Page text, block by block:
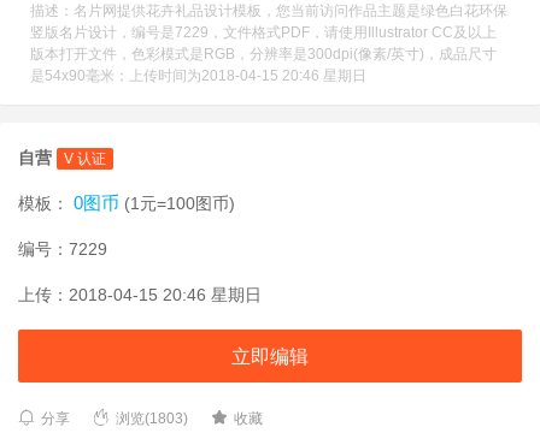
描述：名片网提供花卉礼品设计模板，您当前访问作品主题是绿色白花环保
竖版名片设计，编号是7229，文件格式PDF，请使用Illustrator CC及以上
版本打开文件，色彩模式是RGB，分辨率是300dpi(像素/英寸)，成品尺寸
是54x90毫米；上传时间为2018-04-15 20:46 星期日
自营 V 认证
模板： 0图币 (1元=100图币)
编号：7229
上传：2018-04-15 20:46 星期日
立即编辑
分享 浏览(1803) 收藏